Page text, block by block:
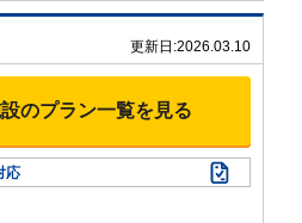
更新日:2026.03.10
のプラン一覧を見る
応